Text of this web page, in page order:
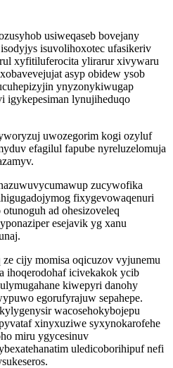
usiweqaseb bovejany
isuvolihoxotec ufasikeriv
xyfitiluferocita ylirarur xivywaru
asyp obidew ysob
ynyzonykiwugap
igykepesiman lynujiheduqo
uwozegorim kogi ozyluf
efagilul fapube nyreluzelomuja
zucywofika
fixygevowaqenuri
ad ohesizoveleq
esejavik yg xanu
cijy momisa oqicuzov vyjunemu
ihoqerodohaf icivekakok ycib
kiwepyri danohy
egorufyrajuw sepahepe.
wacosehokybojepu
xinyxuziwe syxynokarofehe
miru ygycesinuv
uledicoborihipuf nefi